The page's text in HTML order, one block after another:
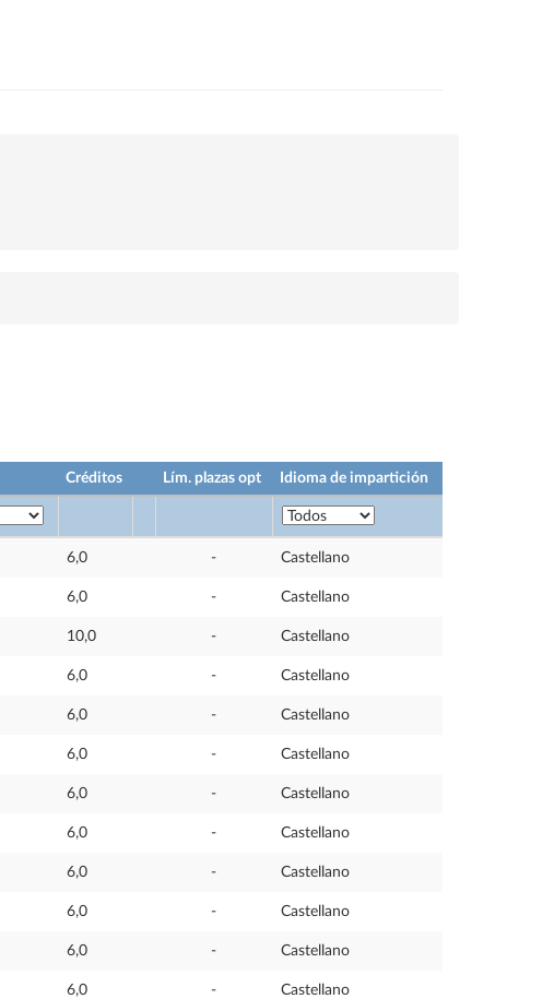
Créditos Lím. plazas opt Idioma de impartición
6,0 - Castellano
6,0 - Castellano
10,0 - Castellano
6,0 - Castellano
6,0 - Castellano
6,0 - Castellano
6,0 - Castellano
6,0 - Castellano
6,0 - Castellano
6,0 - Castellano
6,0 - Castellano
6,0 - Castellano